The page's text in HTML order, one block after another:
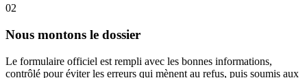
02
Nous montons le dossier
Le formulaire officiel est rempli avec les bonnes informations,
contrôlé pour éviter les erreurs qui mènent au refus, puis soumis aux